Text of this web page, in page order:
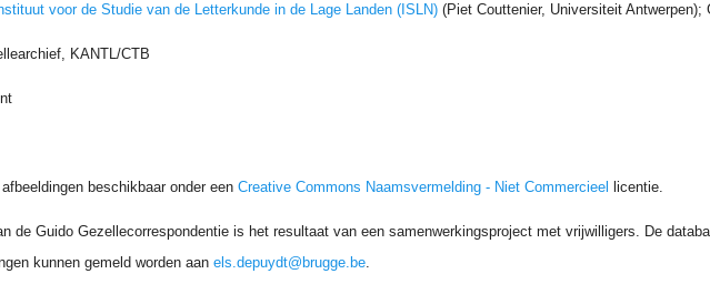
voor de Studie van de Letterkunde in de Lage Landen (ISLN) (Piet Couttenier, Universiteit Antwerpen);
KANTL/CTB
beschikbaar onder eenCreative Commons Naamsvermelding - Niet Commercieel licentie.
de Guido Gezellecorrespondentie is het resultaat van een samenwerkingsproject met vrijwilligers. De
kunnen gemeld worden aanels.depuydt@brugge.be.